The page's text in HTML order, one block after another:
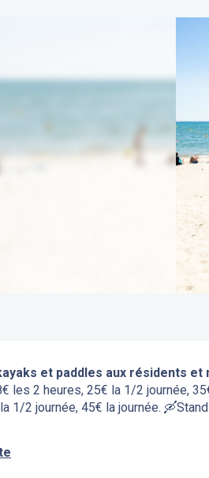
et paddles aux résidents et
les 2 heures, 25€ la 1/2 journée,
1/2 journée, 45€ la journée.